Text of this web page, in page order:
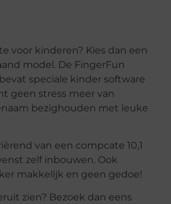
voor kinderen? Kies dan een
model. De FingerFun
speciale kinder software
geen stress meer van
bezighouden met leuke
van een compcate 10,1
zelf inbouwen. Ook
makkelijk en geen gedoe!
zien? Bezoek dan eens